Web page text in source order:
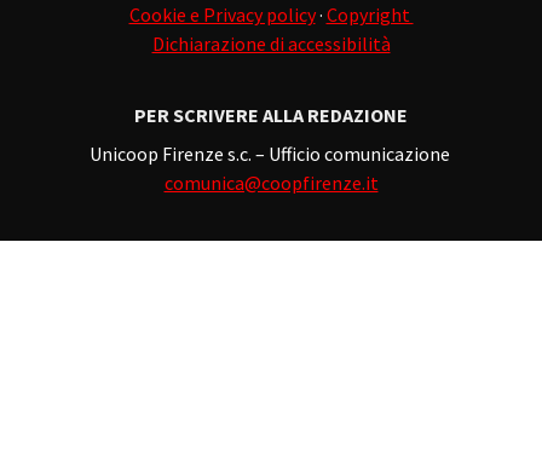
Cookie e Privacy policy· Copyright
Dichiarazione di accessibilità
PER SCRIVERE ALLA REDAZIONE
Unicoop Firenze s.c. – Ufficio comunicazione
comunica@coopfirenze.it